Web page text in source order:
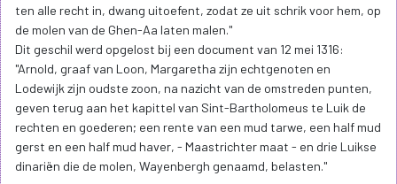
ten alle recht in, dwang uitoefent, zodat ze uit schrik voor hem, op
de molen van de Ghen-Aa laten malen."
Dit geschil werd opgelost bij een document van 12 mei 1316:
"Arnold, graaf van Loon, Margaretha zijn echtgenoten en
Lodewijk zijn oudste zoon, na nazicht van de omstreden punten,
geven terug aan het kapittel van Sint-Bartholomeus te Luik de
rechten en goederen; een rente van een mud tarwe, een half mud
gerst en een half mud haver, - Maastrichter maat - en drie Luikse
dinariën die de molen, Wayenbergh genaamd, belasten."